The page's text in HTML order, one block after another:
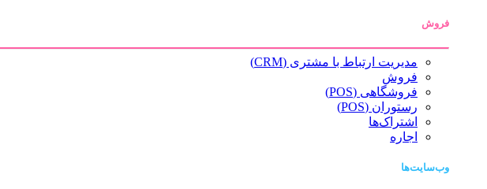
فروش
مدیریت ارتباط با مشتری (CRM)
فروش
فروشگاهی (POS)
رستوران (POS)
اشتراک‌ها
اجاره
وب‌سایت‌ها